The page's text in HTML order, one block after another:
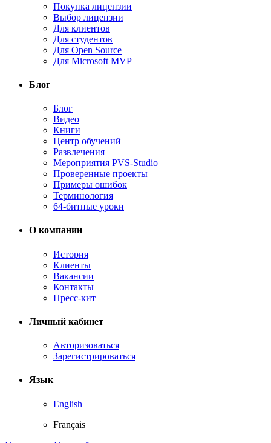
Покупка лицензии
Выбор лицензии
Для клиентов
Для студентов
Для Open Source
Для Microsoft MVP
Блог
Блог
Видео
Книги
Центр обучений
Развлечения
Мероприятия PVS-Studio
Проверенные проекты
Примеры ошибок
Терминология
64-битные уроки
О компании
История
Клиенты
Вакансии
Контакты
Пресс-кит
Личный кабинет
Авторизоваться
Зарегистрироваться
Язык
English
Français